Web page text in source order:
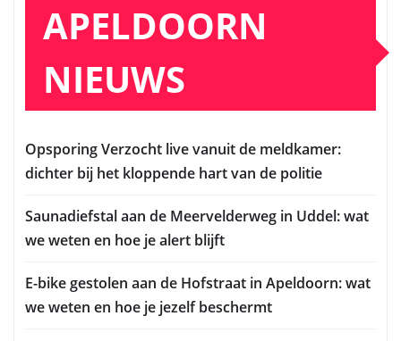
APELDOORN
NIEUWS
Opsporing Verzocht live vanuit de meldkamer:
dichter bij het kloppende hart van de politie
Saunadiefstal aan de Meervelderweg in Uddel: wat
we weten en hoe je alert blijft
E-bike gestolen aan de Hofstraat in Apeldoorn: wat
we weten en hoe je jezelf beschermt